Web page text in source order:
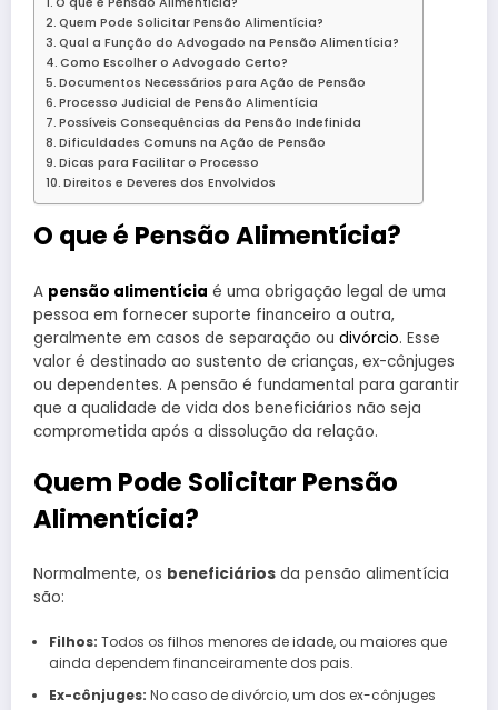
Quem Pode Solicitar Pensão Alimentícia?
Qual a Função do Advogado na Pensão Alimentícia?
Como Escolher o Advogado Certo?
Documentos Necessários para Ação de Pensão
Processo Judicial de Pensão Alimentícia
Possíveis Consequências da Pensão Indefinida
Dificuldades Comuns na Ação de Pensão
Dicas para Facilitar o Processo
Direitos e Deveres dos Envolvidos
O que é Pensão Alimentícia?
A pensão alimentícia é uma obrigação legal de uma
pessoa em fornecer suporte financeiro a outra,
geralmente em casos de separação ou divórcio. Esse
valor é destinado ao sustento de crianças, ex-cônjuges
ou dependentes. A pensão é fundamental para garantir
que a qualidade de vida dos beneficiários não seja
comprometida após a dissolução da relação.
Quem Pode Solicitar Pensão
Alimentícia?
Normalmente, os beneficiários da pensão alimentícia
são:
Filhos: Todos os filhos menores de idade, ou maiores que
ainda dependem financeiramente dos pais.
Ex-cônjuges: No caso de divórcio, um dos ex-cônjuges